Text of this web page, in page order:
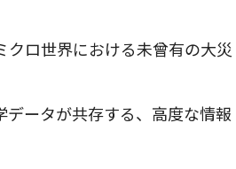
ロ世界における未曾有の大災
ータが共存する、高度な情報